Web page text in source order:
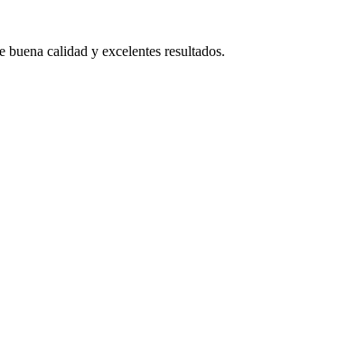
calidad y excelentes resultados.